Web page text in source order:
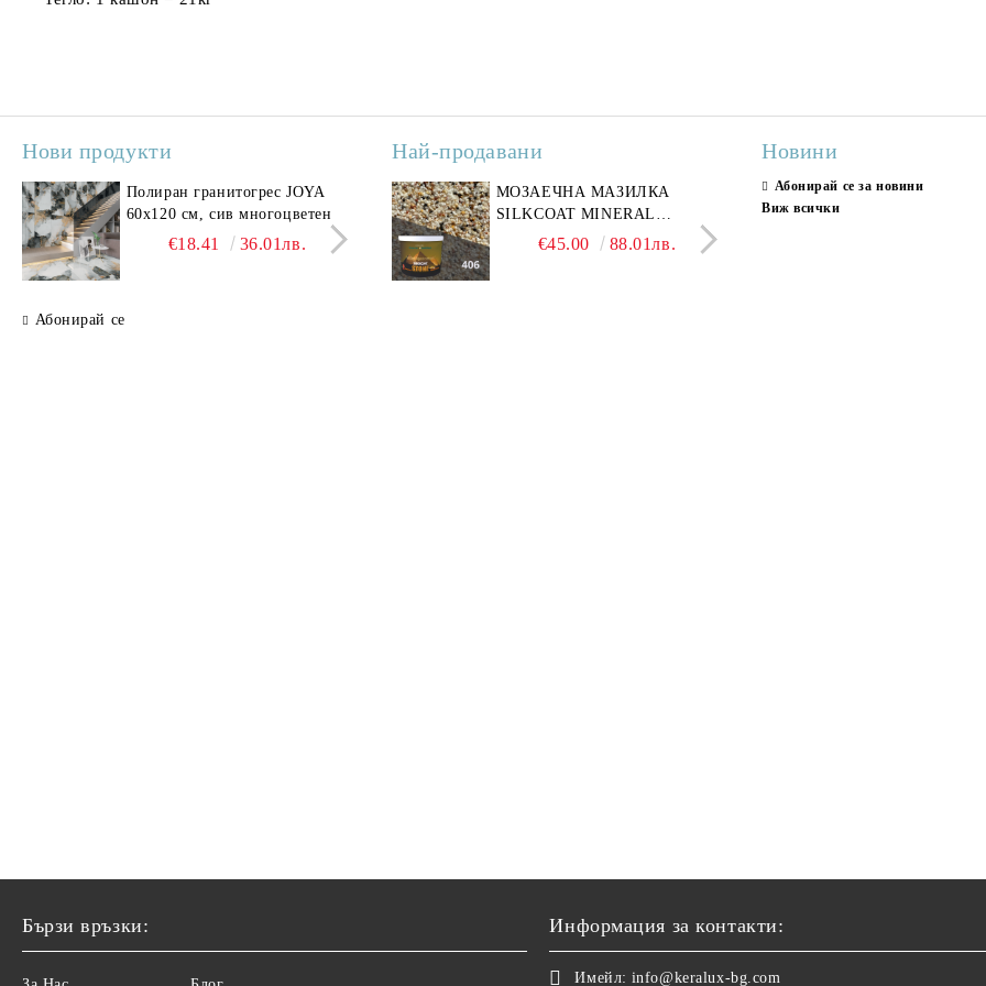
Нови продукти
Полиран гранитогрес JOYA
60x120 см, сив многоцветен
€18.41 36.01лв.
Полиран гранитогрес
SAVONA GREY 60x120 см,
светло сив мрамор
€22.50 44.01лв.
Гранитогрес LESY GREY
GOLD 60х120см, тип
Абонирай се
Най-продавани
МОЗАЕЧНА МАЗИЛКА
SILKCOAT MINERAL
PLASTER STONE, СИТЕН
€45.00 88.01лв.
СТЕННИ ПЛОЧКИ
30X90CM, ГЛАНЦ
Новини
Абонирай се за новини
Виж всички
Бързи връзки: Информация за контакти:
Имейл: info@keralux-bg.com